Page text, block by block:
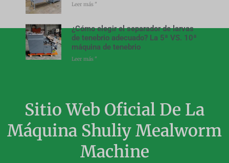
Leer más "
¿Cómo elegir el separador de larvas
de tenebrio adecuado? La 5ª VS. 10ª
máquina de tenebrio
Leer más "
Sitio Web Oficial De La
Máquina Shuliy Mealworm
Machine